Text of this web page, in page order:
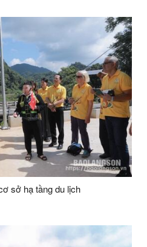
sở hạ tầng du lịch